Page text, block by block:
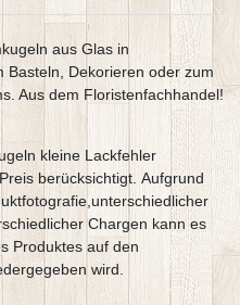
aus Glas in
Basteln, Dekorieren oder zum
Aus dem Floristenfachhandel!
kleine Lackfehler
berücksichtigt. Aufgrund
Chargen kann es
Produktes auf den
wird.